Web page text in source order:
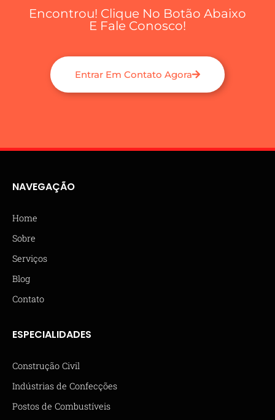
Encontrou! Clique No Botão Abaixo
E Fale Conosco!
Entrar Em Contato Agora
NAVEGAÇÃO
Home
Sobre
Serviços
Blog
Contato
ESPECIALIDADES
Construção Civil
Indústrias de Confecções
Postos de Combustíveis